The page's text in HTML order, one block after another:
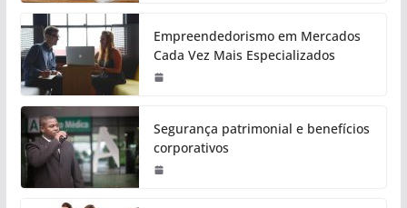
Empreendedorismo em Mercados
Cada Vez Mais Especializados
Segurança patrimonial e benefícios
corporativos